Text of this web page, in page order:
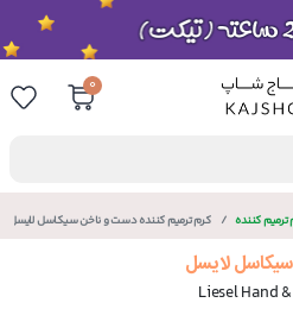
0
ترمیم کننده کرم ترمیم کننده دست و ناخن سیکاسل لایسل
لایسل
Liesel Hand